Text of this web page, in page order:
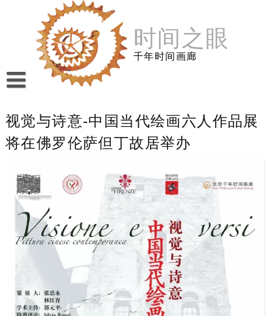
时间之眼
千年时间画廊
视觉与诗意-中国当代绘画六人作品展
将在佛罗伦萨但丁故居举办